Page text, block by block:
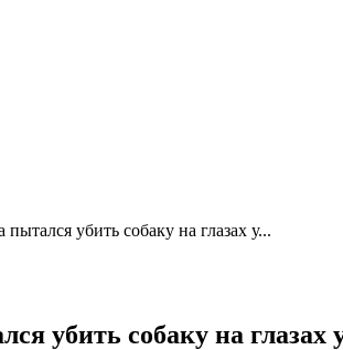
убить собаку на глазах у...
убить собаку на глазах